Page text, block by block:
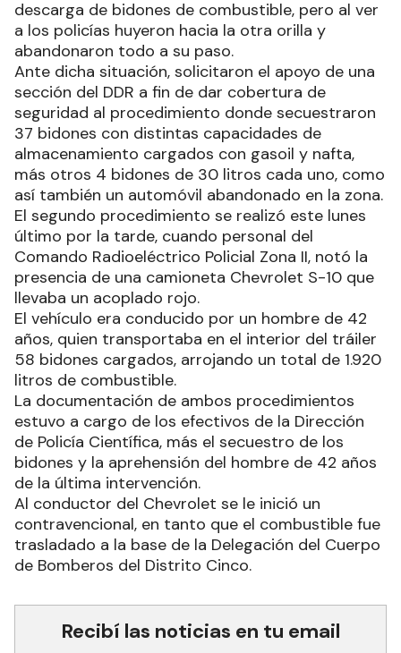
descarga de bidones de combustible, pero al ver
a los policías huyeron hacia la otra orilla y
abandonaron todo a su paso.
Ante dicha situación, solicitaron el apoyo de una
sección del DDR a fin de dar cobertura de
seguridad al procedimiento donde secuestraron
37 bidones con distintas capacidades de
almacenamiento cargados con gasoil y nafta,
más otros 4 bidones de 30 litros cada uno, como
así también un automóvil abandonado en la zona.
El segundo procedimiento se realizó este lunes
último por la tarde, cuando personal del
Comando Radioeléctrico Policial Zona II, notó la
presencia de una camioneta Chevrolet S-10 que
llevaba un acoplado rojo.
El vehículo era conducido por un hombre de 42
años, quien transportaba en el interior del tráiler
58 bidones cargados, arrojando un total de 1.920
litros de combustible.
La documentación de ambos procedimientos
estuvo a cargo de los efectivos de la Dirección
de Policía Científica, más el secuestro de los
bidones y la aprehensión del hombre de 42 años
de la última intervención.
Al conductor del Chevrolet se le inició un
contravencional, en tanto que el combustible fue
trasladado a la base de la Delegación del Cuerpo
de Bomberos del Distrito Cinco.
Recibí las noticias en tu email